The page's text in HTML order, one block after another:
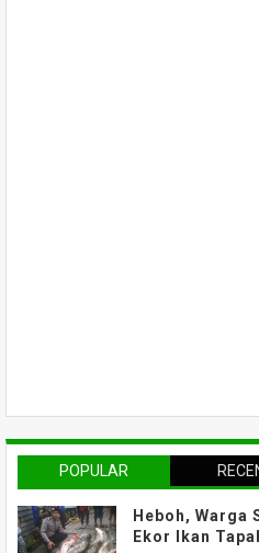
POPULAR
Heboh, Warga
Ekor Ikan